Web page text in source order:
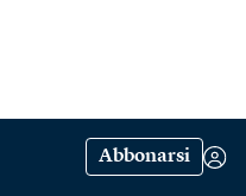
Abbonarsi